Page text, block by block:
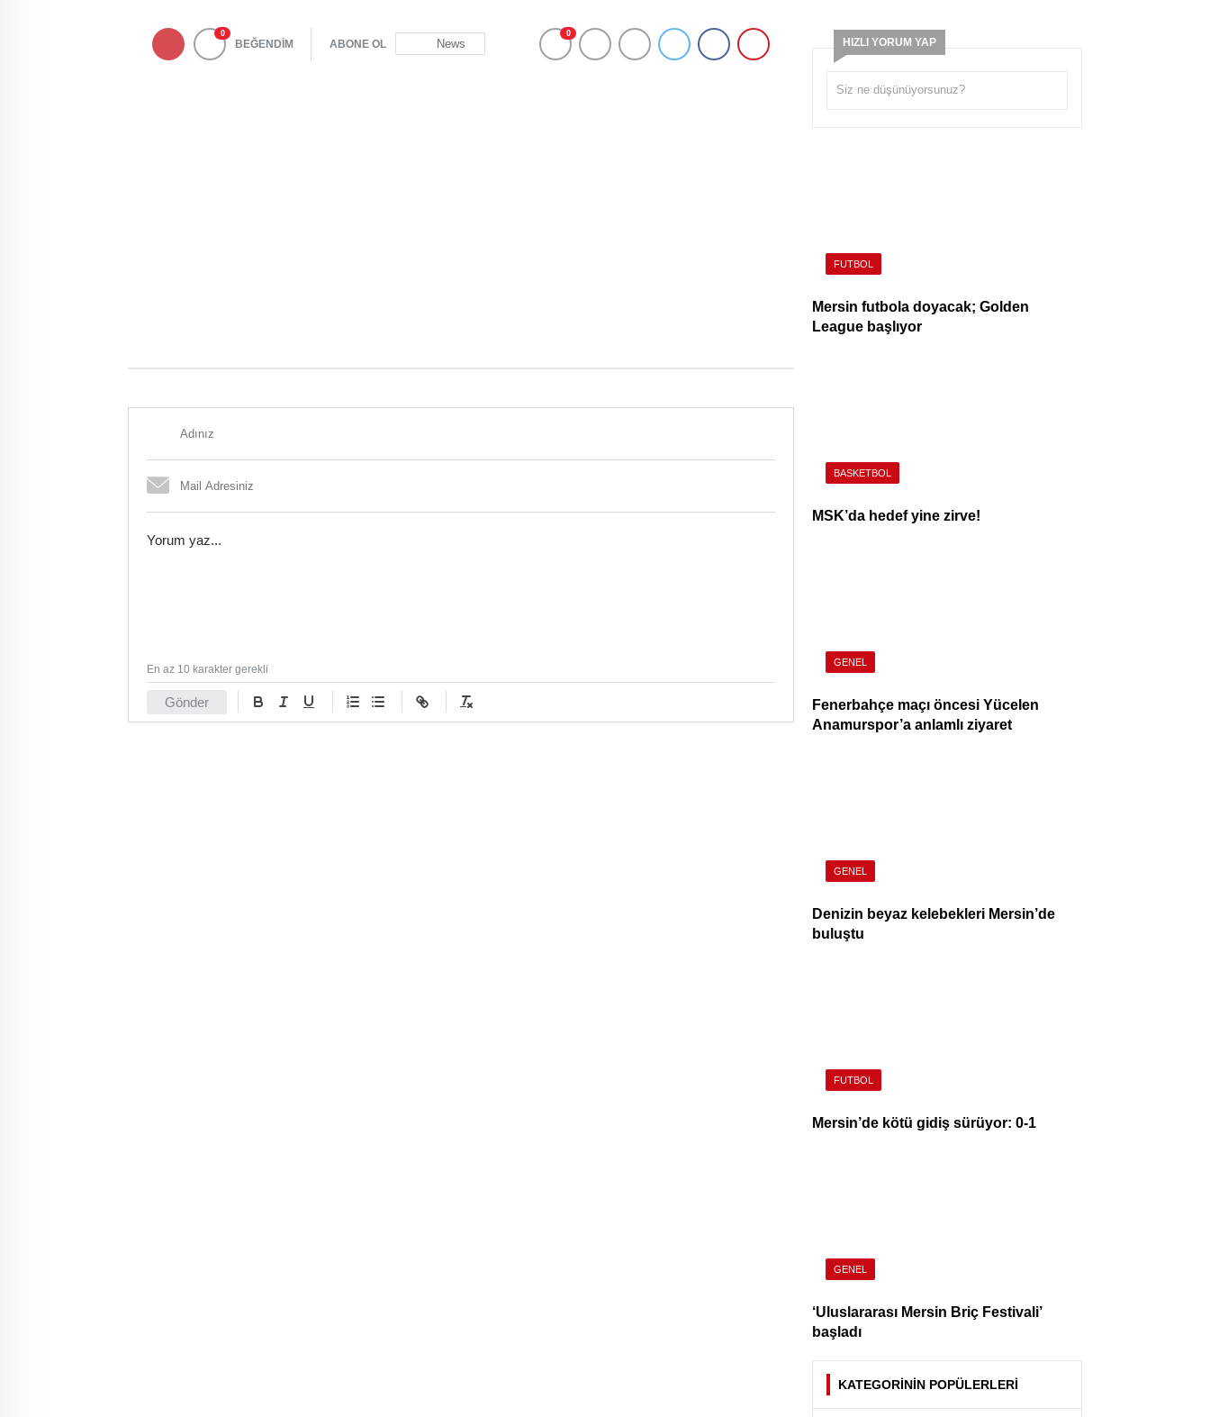
0
BEĞENDİM ABONE OL News
0
Gönder
En az 10 karakter gerekli
HIZLI YORUM YAP
FUTBOL
Mersin futbola doyacak; Golden
League başlıyor
BASKETBOL
MSK’da hedef yine zirve!
GENEL
Fenerbahçe maçı öncesi Yücelen
Anamurspor’a anlamlı ziyaret
GENEL
Denizin beyaz kelebekleri Mersin’de
buluştu
FUTBOL
Mersin’de kötü gidiş sürüyor: 0-1
GENEL
‘Uluslararası Mersin Briç Festivali’
başladı
KATEGORİNİN POPÜLERLERİ